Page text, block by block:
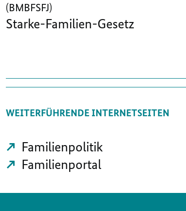
(BMBFSFJ)
Starke-Familien-Gesetz
WEITERFÜHRENDE INTERNETSEITEN
Familienpolitik
Familienportal